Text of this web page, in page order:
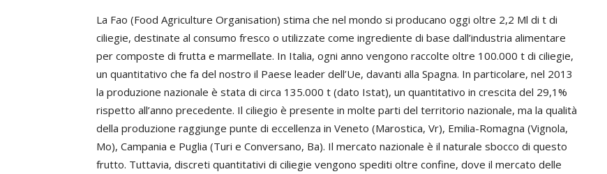
La Fao (Food Agriculture Organisation) stima che nel mondo si producano oggi oltre 2,2 Ml di t di
ciliegie, destinate al consumo fresco o utilizzate come ingrediente di base dall’industria alimentare
per composte di frutta e marmellate. In Italia, ogni anno vengono raccolte oltre 100.000 t di ciliegie,
un quantitativo che fa del nostro il Paese leader dell’Ue, davanti alla Spagna. In particolare, nel 2013
la produzione nazionale è stata di circa 135.000 t (dato Istat), un quantitativo in crescita del 29,1%
rispetto all’anno precedente. Il ciliegio è presente in molte parti del territorio nazionale, ma la qualità
della produzione raggiunge punte di eccellenza in Veneto (Marostica, Vr), Emilia-Romagna (Vignola,
Mo), Campania e Puglia (Turi e Conversano, Ba). Il mercato nazionale è il naturale sbocco di questo
frutto. Tuttavia, discreti quantitativi di ciliegie vengono spediti oltre confine, dove il mercato delle